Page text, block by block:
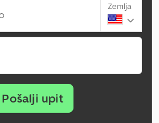
Zemlja
Pošalji upit